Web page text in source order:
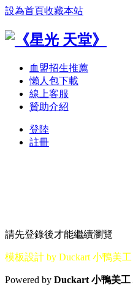
設為首頁收藏本站
血盟招生推薦
懶人包下載
線上客服
贊助介紹
登陸
註冊
請先登錄後才能繼續瀏覽
模板設計 by Duckart 小鴨美工
Powered by Duckart 小鴨美工